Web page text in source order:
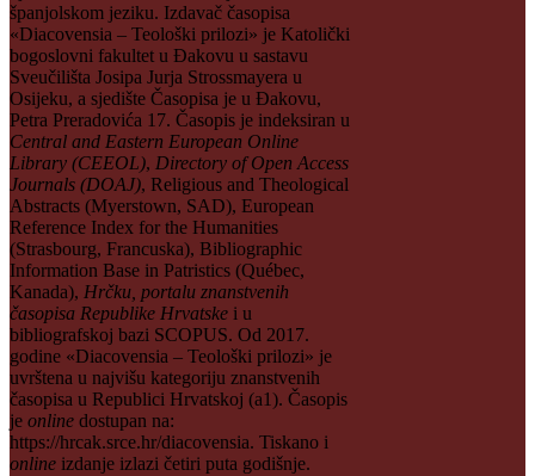
španjolskom jeziku. Izdavač časopisa
«Diacovensia – Teološki prilozi» je Katolički
bogoslovni fakultet u Đakovu u sastavu
Sveučilišta Josipa Jurja Strossmayera u
Osijeku, a sjedište Časopisa je u Đakovu,
Petra Preradovića 17. Časopis je indeksiran u
Central and Eastern European Online
Library (CEEOL), Directory of Open Access
Journals (DOAJ), Religious and Theological
Abstracts (Myerstown, SAD), European
Reference Index for the Humanities
(Strasbourg, Francuska), Bibliographic
Information Base in Patristics (Québec,
Kanada), Hrčku, portalu znanstvenih
časopisa Republike Hrvatske i u
bibliografskoj bazi SCOPUS. Od 2017.
godine «Diacovensia – Teološki prilozi» je
uvrštena u najvišu kategoriju znanstvenih
časopisa u Republici Hrvatskoj (a1). Časopis
je online dostupan na:
https://hrcak.srce.hr/diacovensia. Tiskano i
online izdanje izlazi četiri puta godišnje.